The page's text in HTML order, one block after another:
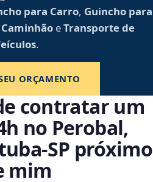
para Carro, Guincho para
eTransporte de
.
ORÇAMENTO
contratar um
no Perobal,
próximo
mim